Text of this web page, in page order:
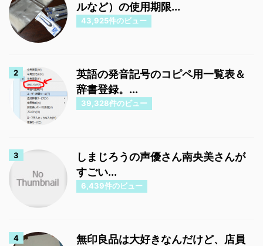
ルなど）の使用期限...
43,925件のビュー
英語の発音記号のコピペ用一覧表＆
辞書登録。...
39,328件のビュー
しまじろうの声優さん南央美さんが
すごい...
6,439件のビュー
無印良品は大好きなんだけど、店員